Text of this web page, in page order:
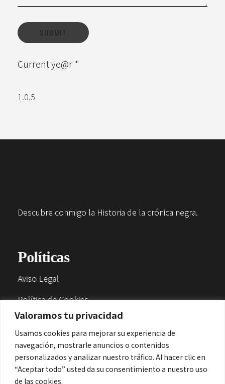
Valoramos tu privacidad
Usamos cookies para mejorar su experiencia de
navegación, mostrarle anuncios o contenidos
personalizados y analizar nuestro tráfico. Al hacer clic en
“Aceptar todo” usted da su consentimiento a nuestro uso
de las cookies.
Current ye@r *
Descubre conmigo la Historia de la crónica negra.
Políticas
Aviso Legal
Política de Cookies
Política de Privacidad
Contacto